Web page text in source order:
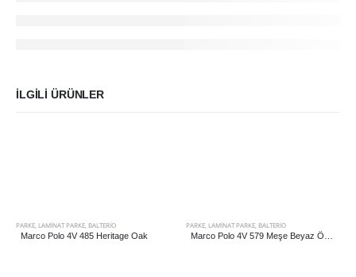
İLGILI ÜRÜNLER
PARKE, LAMINAT PARKE, BALTERIO
Marco Polo 4V 485 Heritage Oak
PARKE, LAMINAT PARKE, BALTERIO
Marco Polo 4V 579 Meşe Beyaz Ötesi